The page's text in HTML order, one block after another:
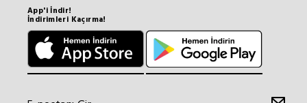
App'i İndir!
İndirimleri Kaçırma!